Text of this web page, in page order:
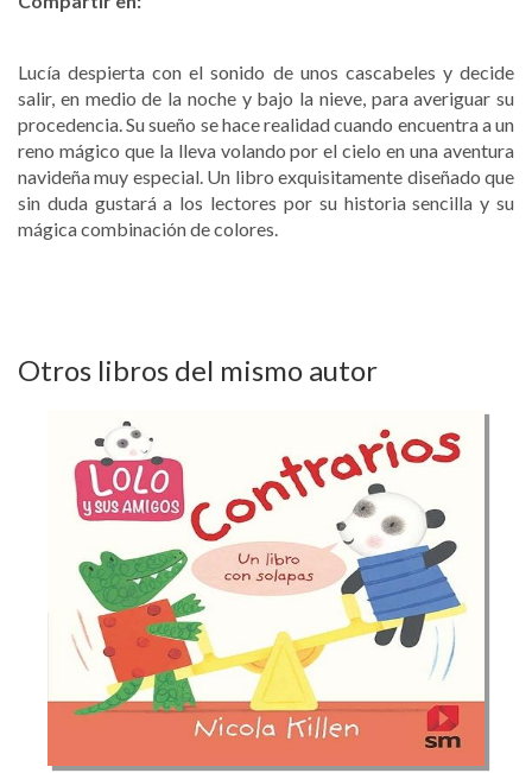
Lucía despierta con el sonido de unos cascabeles y decide
salir, en medio de la noche y bajo la nieve, para averiguar su
procedencia. Su sueño se hace realidad cuando encuentra a un
reno mágico que la lleva volando por el cielo en una aventura
navideña muy especial. Un libro exquisitamente diseñado que
sin duda gustará a los lectores por su historia sencilla y su
mágica combinación de colores.
Otros libros del mismo autor